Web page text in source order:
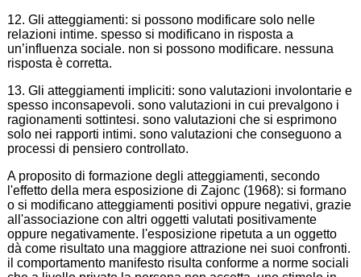
12. Gli atteggiamenti: si possono modificare solo nelle
relazioni intime. spesso si modificano in risposta a
un’influenza sociale. non si possono modificare. nessuna
risposta è corretta.
13. Gli atteggiamenti impliciti: sono valutazioni involontarie e
spesso inconsapevoli. sono valutazioni in cui prevalgono i
ragionamenti sottintesi. sono valutazioni che si esprimono
solo nei rapporti intimi. sono valutazioni che conseguono a
processi di pensiero controllato.
A proposito di formazione degli atteggiamenti, secondo
l'effetto della mera esposizione di Zajonc (1968): si formano
o si modificano atteggiamenti positivi oppure negativi, grazie
all'associazione con altri oggetti valutati positivamente
oppure negativamente. l'esposizione ripetuta a un oggetto
dà come risultato una maggiore attrazione nei suoi confronti.
il comportamento manifesto risulta conforme a norme sociali